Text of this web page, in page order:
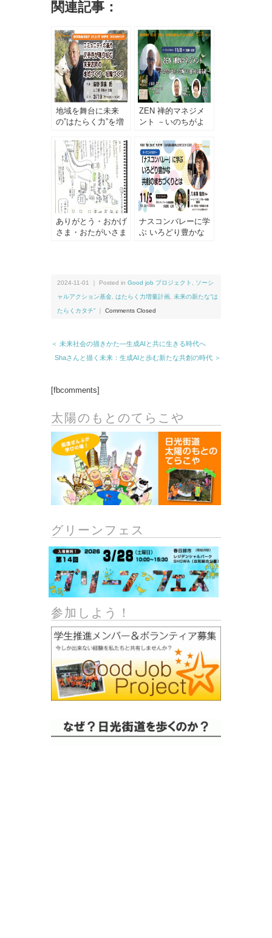
関連記事：
地域を舞台に未来
の”はたらく力”を増
てらこや＞
ZEN 禅的マネジメ
ント －いのちがよ
還る道
ありがとう・おかげ
さま・おたがいさま
ナスコンバレーに学
ぶ いろどり豊かな
2024-11-01 ｜ Posted in Good job プロジェクト ソーシ
ャルアクション基金 はたらく力増量計画 未来の新たな”は
たらくカタチ” Comments Closed
＜ 未来社会の描きかた—生成AIと共に生きる時代へ
Shaさんと描く未来：生成AIと歩む新たな共創の時代 ＞
[fbcomments]
太陽のもとのてらこや
グリーンフェス
参加しよう！